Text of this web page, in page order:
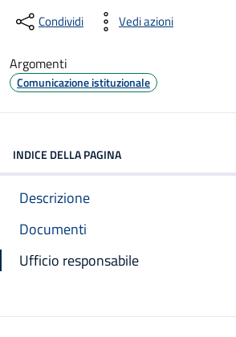
Condividi Vedi azioni
Argomenti
Comunicazione istituzionale
INDICE DELLA PAGINA
Descrizione
Documenti
Ufficio responsabile